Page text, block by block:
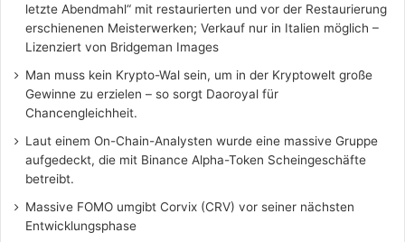
letzte Abendmahl“ mit restaurierten und vor der Restaurierung
erschienenen Meisterwerken; Verkauf nur in Italien möglich –
Lizenziert von Bridgeman Images
Man muss kein Krypto-Wal sein, um in der Kryptowelt große
Gewinne zu erzielen – so sorgt Daoroyal für
Chancengleichheit.
Laut einem On-Chain-Analysten wurde eine massive Gruppe
aufgedeckt, die mit Binance Alpha-Token Scheingeschäfte
betreibt.
Massive FOMO umgibt Corvix (CRV) vor seiner nächsten
Entwicklungsphase